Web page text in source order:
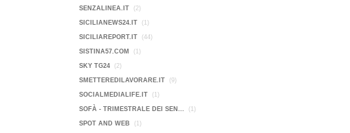
SENZALINEA.IT (2)
SICILIANEWS24.IT (1)
SICILIAREPORT.IT (44)
SISTINA57.COM (1)
SKY TG24 (2)
SMETTEREDILAVORARE.IT (9)
SOCIALMEDIALIFE.IT (1)
SOFÀ - TRIMESTRALE DEI SEN... (1)
SPOT AND WEB (1)